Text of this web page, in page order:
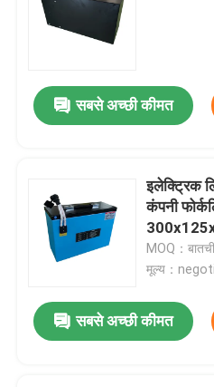
सबसे अच्छी कीमत
इलेक्ट्रिक
कंपनी
MOQ：
मूल्य：
सबसे अच्छी कीमत